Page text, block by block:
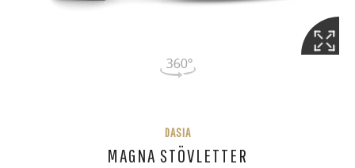
DASIA
MAGNA STÖVLETTER